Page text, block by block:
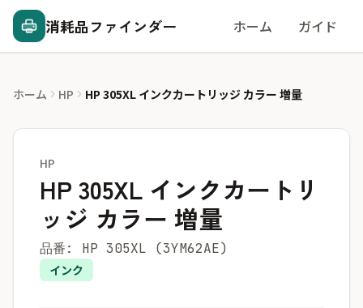
消耗品ファインダー ホーム ガイド
ホーム HP HP 305XL インクカートリッジ カラー 増量
HP
HP 305XL インクカートリ
ッジ カラー 増量
品番: HP 305XL (3YM62AE)
インク